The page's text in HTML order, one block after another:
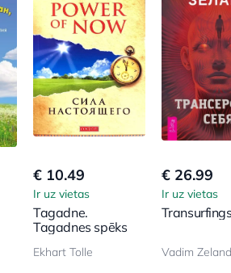
€ 10.49
Ir uz vietas
Tagadne.
Tagadnes spēks
Ekhart Tolle
€ 26.99
Ir uz vietas
Vadim Zeland